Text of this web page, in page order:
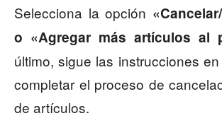
Selecciona la opción
o «Agregar más artículos al
último, sigue las instrucciones
completar el proceso de
de artículos.